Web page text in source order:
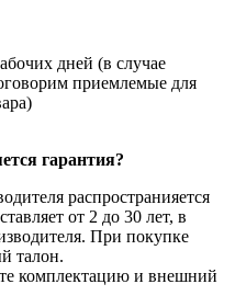
дней (в случае
приемлемые для
гарантия?
распространияется
от 2 до 30 лет, в
При покупке
талон.
комплектацию и внешний